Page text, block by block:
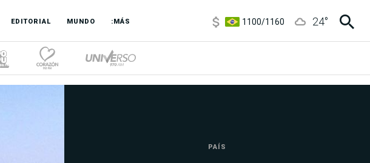
EDITORIAL MUNDO :MÁS
3,6/3,9
24°
PAÍS